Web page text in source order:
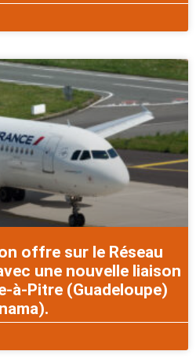
offre sur le Réseau
une nouvelle liaison
à-Pitre (Guadeloupe)